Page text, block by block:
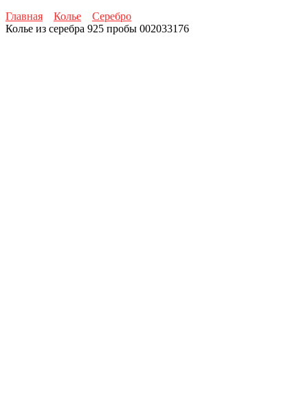
Главная
Колье
Серебро
Колье из серебра 925 пробы 002033176